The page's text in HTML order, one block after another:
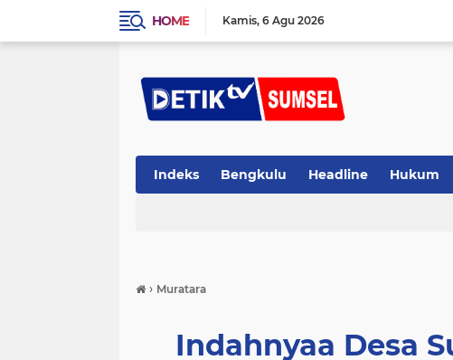
HOME Kamis 6 Agu 2026
Indeks Bengkulu Headline Hukum
› Muratara
Indahnyaa Desa